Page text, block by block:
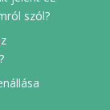
szól?